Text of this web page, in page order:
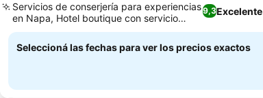
9,3Excelente
Servicios de conserjería para experiencias
en Napa, Hotel boutique con servicio
personalizado
Seleccioná las fechas para ver los precios exactos